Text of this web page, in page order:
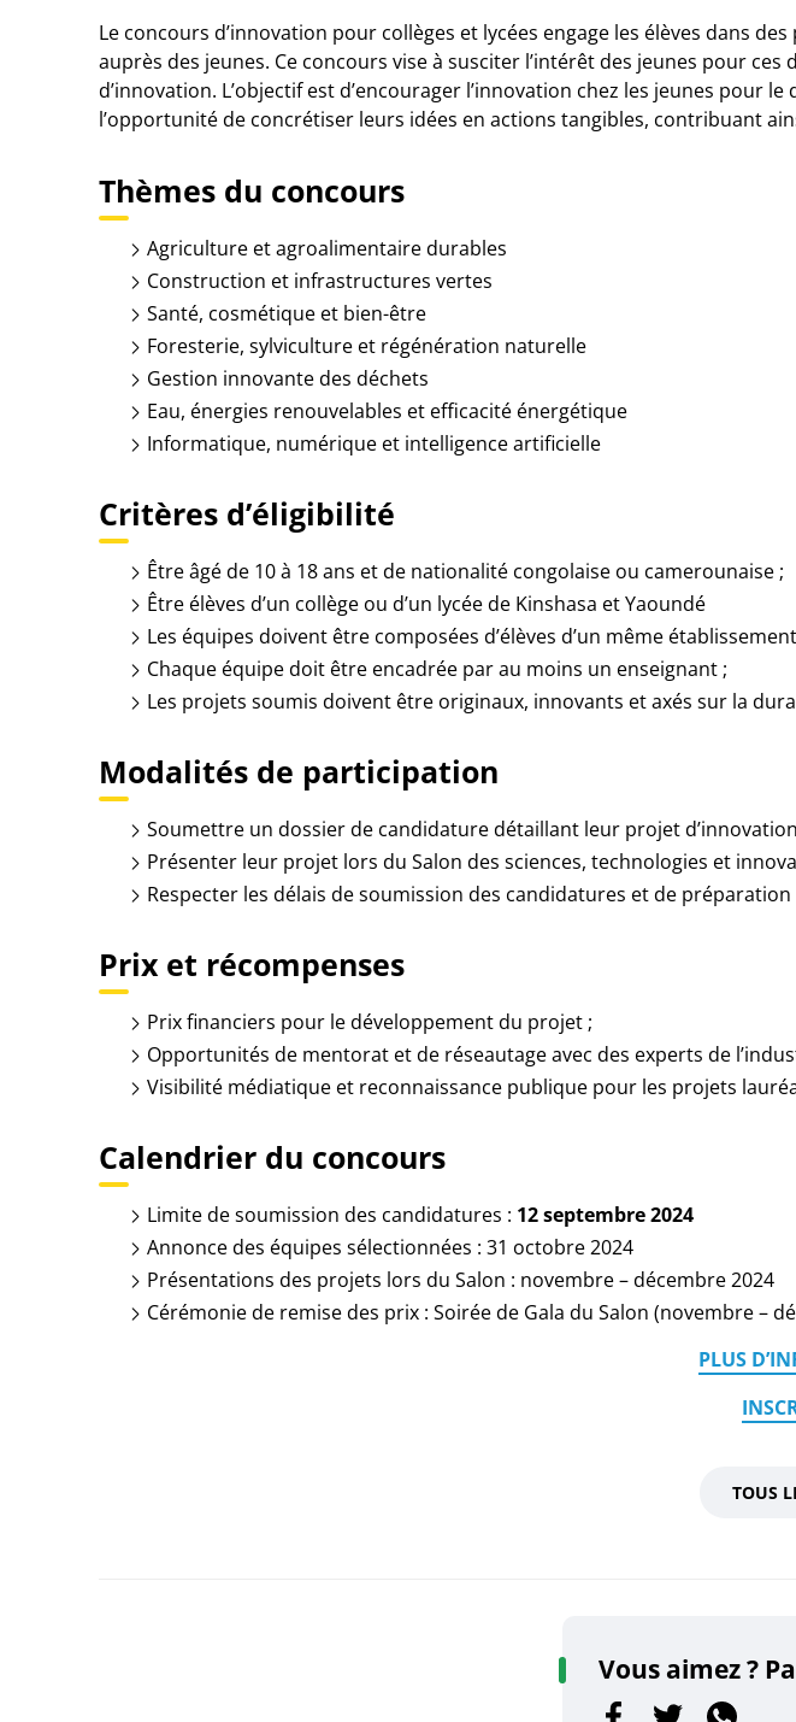
Le concours d’innovation pour collèges et lycées engage les élèves dans
auprès des jeunes. Ce concours vise à susciter l’intérêt des jeunes pour
d’innovation. L’objectif est d’encourager l’innovation chez les jeunes pour
l’opportunité de concrétiser leurs idées en actions tangibles, contribuant
Thèmes du concours
Agriculture et agroalimentaire durables
Construction et infrastructures vertes
Santé, cosmétique et bien-être
Foresterie, sylviculture et régénération naturelle
Gestion innovante des déchets
Eau, énergies renouvelables et efficacité énergétique
Informatique, numérique et intelligence artificielle
Critères d’éligibilité
Être âgé de 10 à 18 ans et de nationalité congolaise ou camerounaise ;
Être élèves d’un collège ou d’un lycée de Kinshasa et Yaoundé
Les équipes doivent être composées d’élèves d’un même
Chaque équipe doit être encadrée par au moins un enseignant ;
Les projets soumis doivent être originaux, innovants et axés sur la
Modalités de participation
Soumettre un dossier de candidature détaillant leur projet
Présenter leur projet lors du Salon des sciences, technologies et
Respecter les délais de soumission des candidatures et de
Prix et récompenses
Prix financiers pour le développement du projet ;
Opportunités de mentorat et de réseautage avec des experts de
Visibilité médiatique et reconnaissance publique pour les projets
Calendrier du concours
Limite de soumission des candidatures : 12 septembre 2024
Annonce des équipes sélectionnées : 31 octobre 2024
Présentations des projets lors du Salon : novembre – décembre 2024
Cérémonie de remise des prix : Soirée de Gala du Salon (novembre –
PLUS
TOUS
Vous aimez ?